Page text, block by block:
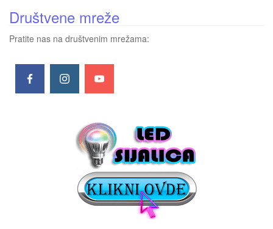
Društvene mreže
Pratite nas na društvenim mrežama: